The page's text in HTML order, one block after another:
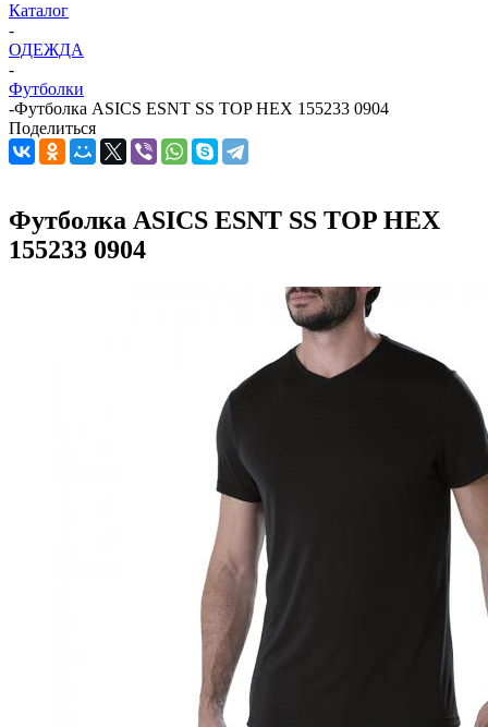
Каталог
-
ОДЕЖДА
-
Футболки
-Футболка ASICS ESNT SS TOP HEX 155233 0904
Поделиться
Футболка ASICS ESNT SS TOP HEX
155233 0904